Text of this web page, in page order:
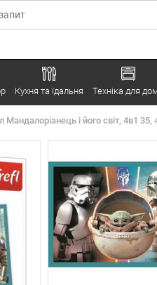
Кухня та їдальня Техніка для
і його світ, 4в1 35,